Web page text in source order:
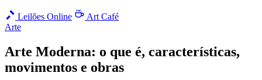
Leilões Online
Art Café
Arte
Arte Moderna: o que é, características,
movimentos e obras